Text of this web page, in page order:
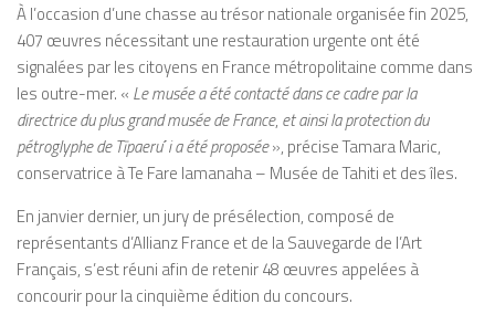
À l’occasion d’une chasse au trésor nationale organisée fin 2025,
407 œuvres nécessitant une restauration urgente ont été
signalées par les citoyens en France métropolitaine comme dans
les outre-mer. « Le musée a été contacté dans ce cadre par la
directrice du plus grand musée de France, et ainsi la protection du
pétroglyphe deTīpaeru΄i a été proposée», précise Tamara Maric,
conservatrice à Te Fare Iamanaha – Musée de Tahiti et des îles.
En janvier dernier, un jury de présélection, composé de
représentants d’Allianz France et de la Sauvegarde de l’Art
Français, s’est réuni afin de retenir 48 œuvres appelées à
concourir pour la cinquième édition du concours.